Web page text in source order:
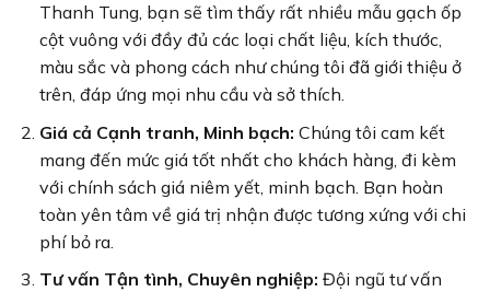
Thanh Tung, bạn sẽ tìm thấy rất nhiều mẫu gạch ốp
cột vuông với đầy đủ các loại chất liệu, kích thước,
màu sắc và phong cách như chúng tôi đã giới thiệu ở
trên, đáp ứng mọi nhu cầu và sở thích.
Giá cả Cạnh tranh, Minh bạch: Chúng tôi cam kết
mang đến mức giá tốt nhất cho khách hàng, đi kèm
với chính sách giá niêm yết, minh bạch. Bạn hoàn
toàn yên tâm về giá trị nhận được tương xứng với chi
phí bỏ ra.
Tư vấn Tận tình, Chuyên nghiệp: Đội ngũ tư vấn